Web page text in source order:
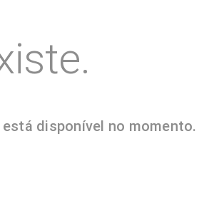
disponível no momento.